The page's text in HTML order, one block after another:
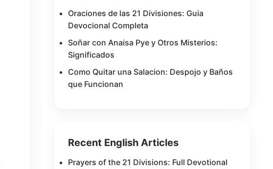
Oraciones de las 21 Divisiones: Guia
Devocional Completa
Soñar con Anaisa Pye y Otros Misterios:
Significados
Como Quitar una Salacion: Despojo y Baños
que Funcionan
Recent English Articles
Prayers of the 21 Divisions: Full Devotional